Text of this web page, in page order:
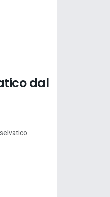
dal